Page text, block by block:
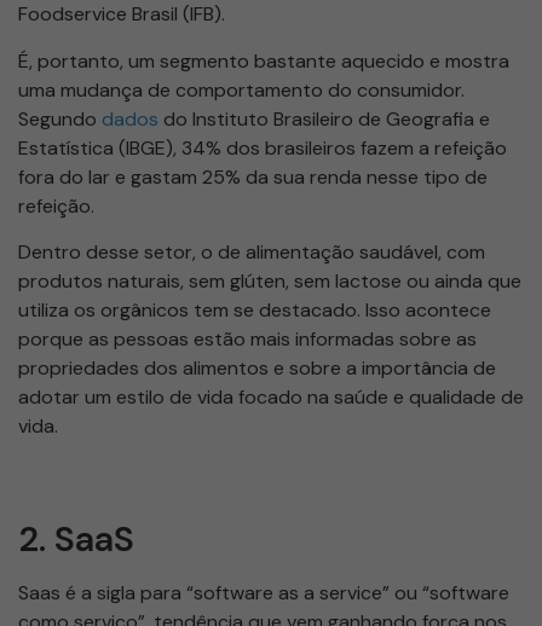
Foodservice Brasil (IFB).
É, portanto, um segmento bastante aquecido e mostra
uma mudança de comportamento do consumidor.
Segundo dados do Instituto Brasileiro de Geografia e
Estatística (IBGE), 34% dos brasileiros fazem a refeição
fora do lar e gastam 25% da sua renda nesse tipo de
refeição.
Dentro desse setor, o de alimentação saudável, com
produtos naturais, sem glúten, sem lactose ou ainda que
utiliza os orgânicos tem se destacado. Isso acontece
porque as pessoas estão mais informadas sobre as
propriedades dos alimentos e sobre a importância de
adotar um estilo de vida focado na saúde e qualidade de
vida.
2. SaaS
Saas é a sigla para “software as a service” ou “software